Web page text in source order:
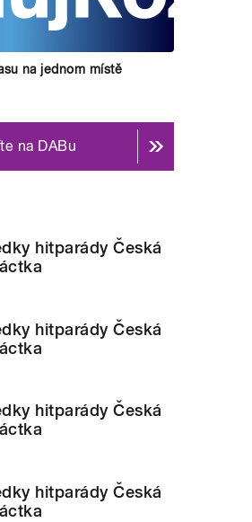
na jednom místě
na DABu
hitparády Česká
hitparády Česká
hitparády Česká
hitparády Česká